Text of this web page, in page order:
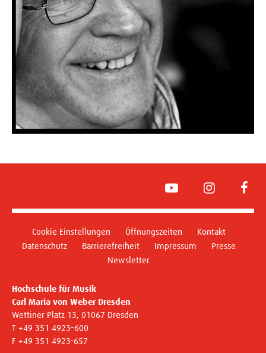
YouTube Instagram
Cookie Einstellungen Öffnungszeiten
Kontakt
Datenschutz
Barrierefreiheit Impressum
Presse
Newsletter
Hochschule für Musik
Carl Maria von Weber Dresden
Wettiner Platz 13, 01067 Dresden
T +49 351 4923–600
F +49 351 4923-657